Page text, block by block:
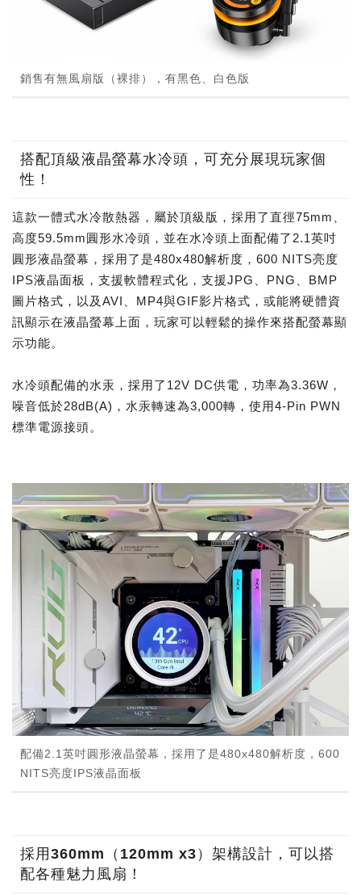
銷售有無風扇版（裸排），有黑色、白色版
搭配頂級液晶螢幕水冷頭，可充分展現玩家個
性！
這款一體式水冷散熱器，屬於頂級版，採用了直徑75mm、
高度59.5mm圓形水冷頭，並在水冷頭上面配備了2.1英吋
圓形液晶螢幕，採用了是480x480解析度，600 NITS亮度
IPS液晶面板，支援軟體程式化，支援JPG、PNG、BMP
圖片格式，以及AVI、MP4與GIF影片格式，或能將硬體資
訊顯示在液晶螢幕上面，玩家可以輕鬆的操作來搭配螢幕顯
示功能。
水冷頭配備的水汞，採用了12V DC供電，功率為3.36W，
噪音低於28dB(A)，水汞轉速為3,000轉，使用4-Pin PWN
標準電源接頭。
配備2.1英吋圓形液晶螢幕，採用了是480x480解析度，600
NITS亮度IPS液晶面板
採用360mm（120mm x3）架構設計，可以搭
配各種魅力風扇！